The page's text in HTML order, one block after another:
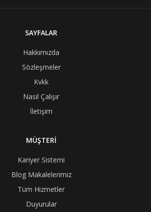
SAYFALAR
Hakkımızda
Sözleşmeler
Kvkk
Nasıl Çalışır
İletişim
MÜŞTERİ
Kariyer Sistemi
Blog Makalelerimiz
Tüm Hizmetler
Duyurular